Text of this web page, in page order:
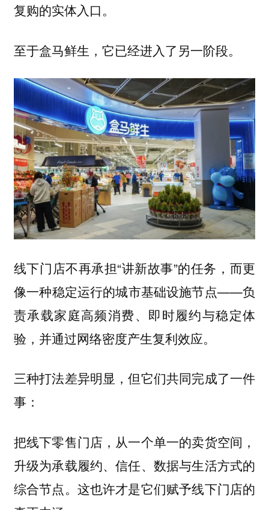
复购的实体入口。
至于盒马鲜生，它已经进入了另一阶段。
线下门店不再承担“讲新故事”的任务，而更
像一种稳定运行的城市基础设施节点——负
责承载家庭高频消费、即时履约与稳定体
验，并通过网络密度产生复利效应。
三种打法差异明显，但它们共同完成了一件
事：
把线下零售门店，从一个单一的卖货空间，
升级为承载履约、信任、数据与生活方式的
综合节点。这也许才是它们赋予线下门店的